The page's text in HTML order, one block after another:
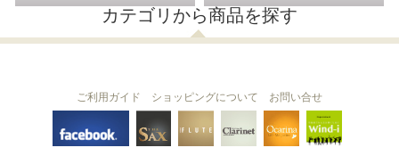
カテゴリから商品を探す
ご利用ガイド ショッピングについて お問い合せ